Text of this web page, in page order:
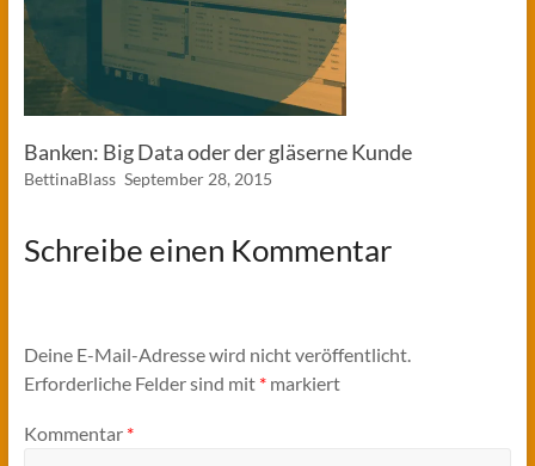
Banken: Big Data oder der gläserne Kunde
BettinaBlass September 28, 2015
Schreibe einen Kommentar
Deine E-Mail-Adresse wird nicht veröffentlicht.
Erforderliche Felder sind mit *markiert
Kommentar *